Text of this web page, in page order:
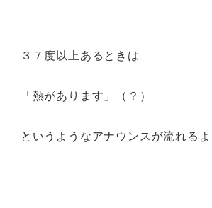
３７度以上あるときは
「熱があります」（？）
というようなアナウンスが流れるよ